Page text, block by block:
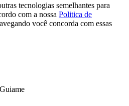
tecnologias semelhantes para
com a nossa Politica de
você concorda com essas